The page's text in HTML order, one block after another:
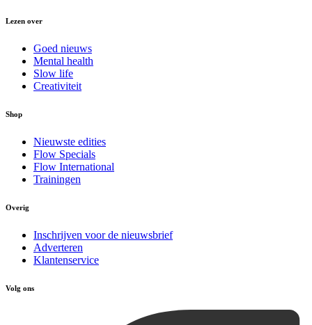
Lezen over
Goed nieuws
Mental health
Slow life
Creativiteit
Shop
Nieuwste edities
Flow Specials
Flow International
Trainingen
Overig
Inschrijven voor de nieuwsbrief
Adverteren
Klantenservice
Volg ons